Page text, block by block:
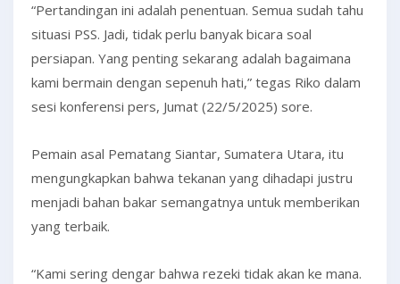
“Pertandingan ini adalah penentuan. Semua sudah tahu
situasi PSS. Jadi, tidak perlu banyak bicara soal
persiapan. Yang penting sekarang adalah bagaimana
kami bermain dengan sepenuh hati,” tegas Riko dalam
sesi konferensi pers, Jumat (22/5/2025) sore.
Pemain asal Pematang Siantar, Sumatera Utara, itu
mengungkapkan bahwa tekanan yang dihadapi justru
menjadi bahan bakar semangatnya untuk memberikan
yang terbaik.
“Kami sering dengar bahwa rezeki tidak akan ke mana.